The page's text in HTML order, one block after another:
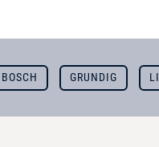
BOSCH GRUNDIG